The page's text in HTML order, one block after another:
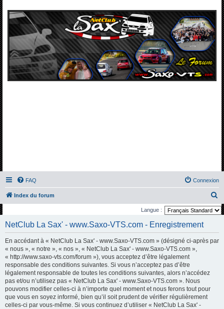
FAQ Connexion
Index du forum
e
Langue :
NetClub La Sax' - www.Saxo-VTS.com - Enregistrement
En accédant à « NetClub La Sax' - www.Saxo-VTS.com » (désigné ci-après par
« nous », « notre », « nos », « NetClub La Sax' - www.Saxo-VTS.com »,
« http://www.saxo-vts.com/forum »), vous acceptez d’être légalement
responsable des conditions suivantes. Si vous n’acceptez pas d’être
légalement responsable de toutes les conditions suivantes, alors n’accédez
pas et/ou n’utilisez pas « NetClub La Sax' - www.Saxo-VTS.com ». Nous
pouvons modifier celles-ci à n’importe quel moment et nous ferons tout pour
que vous en soyez informé, bien qu’il soit prudent de vérifier régulièrement
celles-ci par vous-même. Si vous continuez d’utiliser « NetClub La Sax' -